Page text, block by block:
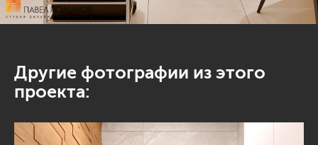
Другие фотографии из этого
проекта: